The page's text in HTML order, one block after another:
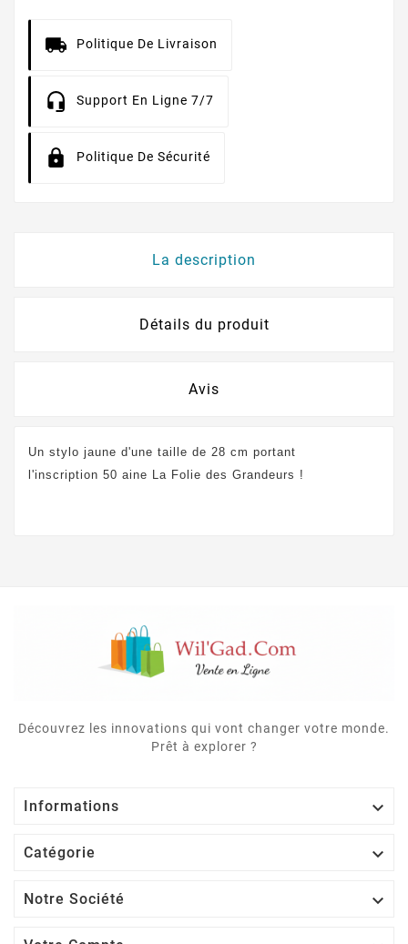
Politique De Livraison
Support En Ligne 7/7
Politique De Sécurité
La description
Détails du produit
Avis
Un stylo jaune d'une taille de 28 cm portant
l'inscription 50 aine La Folie des Grandeurs !
Découvrez les innovations qui vont changer votre monde.
Prêt à explorer ?
Informations 
Catégorie 
Notre Société 